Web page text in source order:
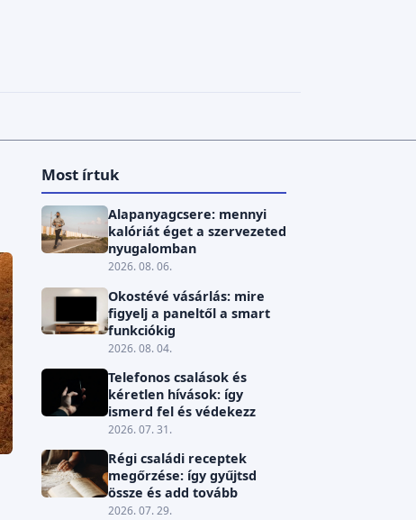
Most írtuk
Alapanyagcsere: mennyi
kalóriát éget a szervezeted
nyugalomban
2026. 08. 06.
Okostévé vásárlás: mire
figyelj a paneltől a smart
funkciókig
2026. 08. 04.
Telefonos csalások és
kéretlen hívások: így
ismerd fel és védekezz
2026. 07. 31.
Régi családi receptek
megőrzése: így gyűjtsd
össze és add tovább
2026. 07. 29.